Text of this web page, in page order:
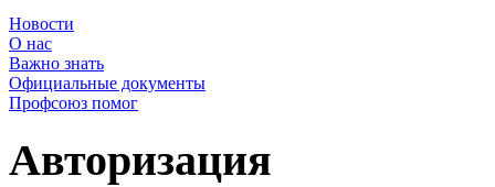
Новости
О нас
Важно знать
Официальные документы
Профсоюз помог
Авторизация